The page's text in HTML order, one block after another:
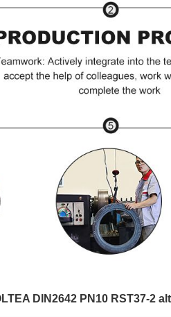
DIN2642 PN10 RST37-2